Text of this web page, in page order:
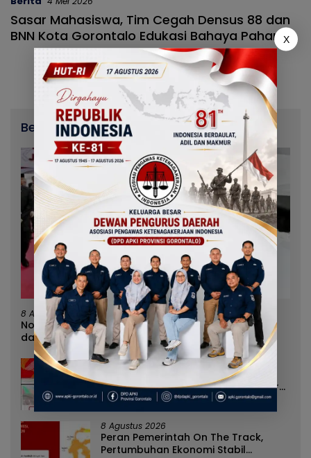
Sasar Mahasiswa, Tim Cegah Densus 88 dan
BNN Kota Gorontalo Edukasi Bahaya Paham
IRET di UNG
Berita Terbaru
8 Agustus 2026
Norman Joesoef Dinilai Cocok Perkuat Regenerasi
dan Inovasi Pertahanan Nasional
8 Agustus 2026
Nilai Tukar Petani Naik, Angka
Kemiskinan Turun, Program Gusnar-
Idah Jadi Penggerak Ekonomi Dan
Dinikmati Masyarakat
8 Agustus 2026
Peran Pemerintah On The Track,
Pertumbuhan Ekonomi Stabil
X